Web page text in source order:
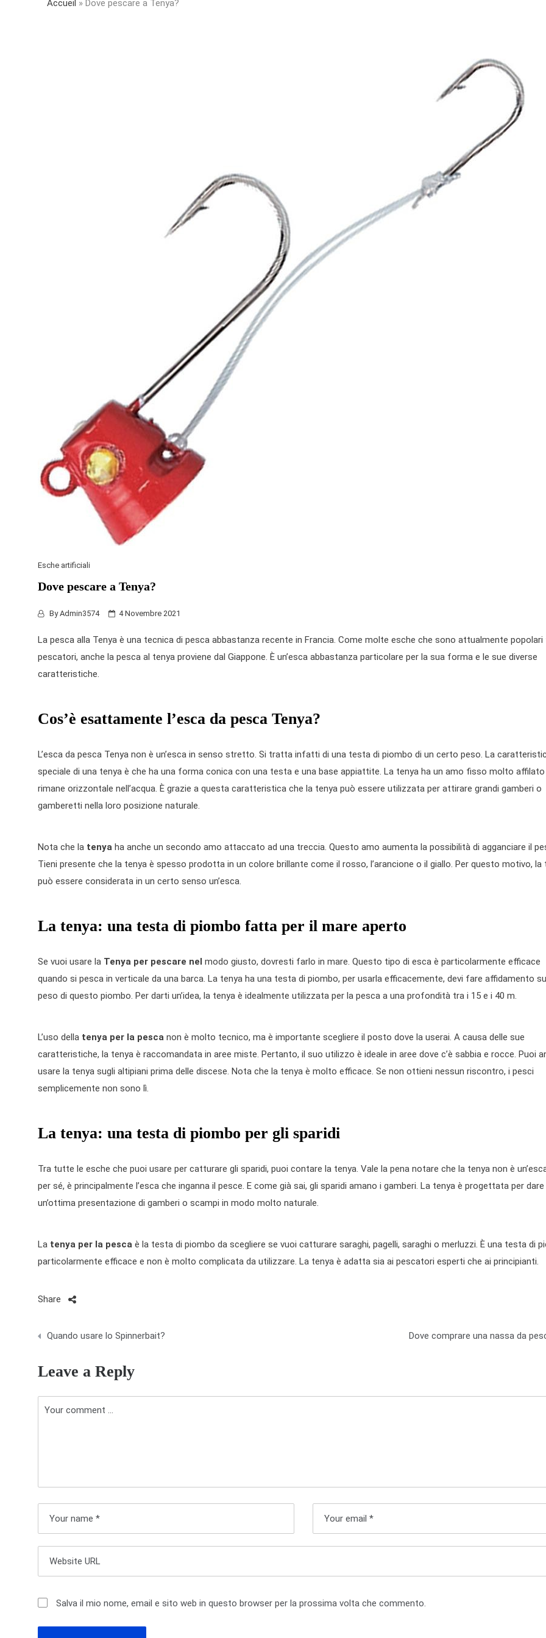
Accueil » Dove pescare a Tenya?
Esche artificiali
Dove pescare a Tenya?
ByAdmin3574 4 Novembre 2021
La pesca alla Tenya è una tecnica di pesca abbastanza recente in Francia. Come molte esche che sono attualmente popolari
pescatori, anche la pesca al tenya proviene dal Giappone. È un’esca abbastanza particolare per la sua forma e le sue diverse
caratteristiche.
Cos’è esattamente l’esca da pesca Tenya?
L’esca da pesca Tenya non è un’esca in senso stretto. Si tratta infatti di una testa di piombo di un certo peso. La
speciale di una tenya è che ha una forma conica con una testa e una base appiattite. La tenya ha un amo fisso molto affilato
rimane orizzontale nell’acqua. È grazie a questa caratteristica che la tenya può essere utilizzata per attirare grandi gamberi o
gamberetti nella loro posizione naturale.
Nota che la tenya ha anche un secondo amo attaccato ad una treccia. Questo amo aumenta la possibilità di agganciare il
Tieni presente che la tenya è spesso prodotta in un colore brillante come il rosso, l’arancione o il giallo. Per questo motivo, la
può essere considerata in un certo senso un’esca.
La tenya: una testa di piombo fatta per il mare aperto
Se vuoi usare la Tenya per pescare nel modo giusto, dovresti farlo in mare. Questo tipo di esca è particolarmente efficace
quando si pesca in verticale da una barca. La tenya ha una testa di piombo, per usarla efficacemente, devi fare affidamento
peso di questo piombo. Per darti un’idea, la tenya è idealmente utilizzata per la pesca a una profondità tra i 15 e i 40 m.
L’uso della tenya per la pesca non è molto tecnico, ma è importante scegliere il posto dove la userai. A causa delle sue
caratteristiche, la tenya è raccomandata in aree miste. Pertanto, il suo utilizzo è ideale in aree dove c’è sabbia e rocce. Puoi
usare la tenya sugli altipiani prima delle discese. Nota che la tenya è molto efficace. Se non ottieni nessun riscontro, i pesci
semplicemente non sono lì.
La tenya: una testa di piombo per gli sparidi
Tra tutte le esche che puoi usare per catturare gli sparidi, puoi contare la tenya. Vale la pena notare che la tenya non è
per sé, è principalmente l’esca che inganna il pesce. E come già sai, gli sparidi amano i gamberi. La tenya è progettata per dare
un’ottima presentazione di gamberi o scampi in modo molto naturale.
La tenya per la pesca è la testa di piombo da scegliere se vuoi catturare saraghi, pagelli, saraghi o merluzzi. È una testa di
particolarmente efficace e non è molto complicata da utilizzare. La tenya è adatta sia ai pescatori esperti che ai principianti.
Share
v
i
i
r
Quando usare lo Spinnerbait? Dove comprare una nassa da
Leave a Reply
Salva il mio nome, email e sito web in questo browser per la prossima volta che commento.